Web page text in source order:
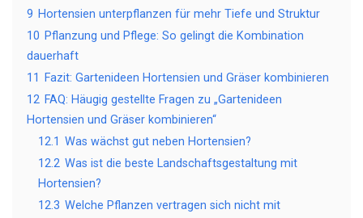
9 Hortensien unterpflanzen für mehr Tiefe und Struktur
10 Pflanzung und Pflege: So gelingt die Kombination
dauerhaft
11
Fazit: Gartenideen Hortensien und Gräser kombinieren
12 FAQ: Häugig gestellte Fragen zu „Gartenideen
Hortensien und Gräser kombinieren“
12.1 Was wächst gut neben Hortensien?
12.2 Was ist die beste Landschaftsgestaltung mit
Hortensien?
12.3 Welche Pflanzen vertragen sich nicht mit